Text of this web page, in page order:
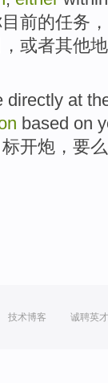
目前的任务
， 或者其他
directly at
based on
标开炮 ， 要么
技术博客 诚聘英才